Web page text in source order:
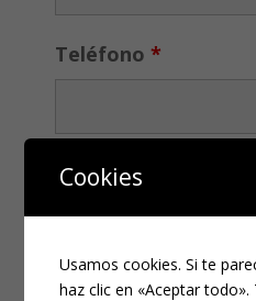
Teléfono *
Cookies
Usamos cookies. Si te
haz clic en «Aceptar